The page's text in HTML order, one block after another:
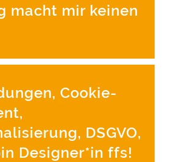
macht mir keinen
Cookie-
DSGVO,
Designer*in ffs!